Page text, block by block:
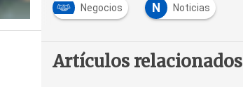
Negocios N Noticias
Artículos relacionados